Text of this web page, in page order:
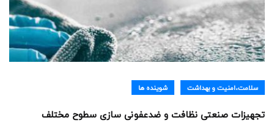
سلامت،امنیت و بهداشت شوینده ها
تجهیزات صنعتی نظافت و ضدعفونی سازی سطوح مختلف